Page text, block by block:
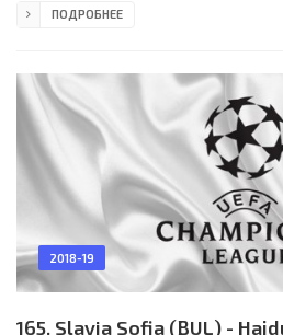
+25°C. Стадион Бравида Арена.
Эсат Санджактар (Турция).
(Турция). Хеккен (Гётеборг): 29.
ПОДРОБНЕЕ
2018-19
165. Slavia Sofia (BUL) -